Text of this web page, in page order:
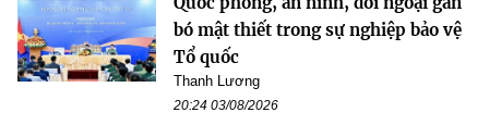
bó mật thiết trong sự nghiệp bảo vệ
Tổ quốc
Thanh Lương
20:24 03/08/2026